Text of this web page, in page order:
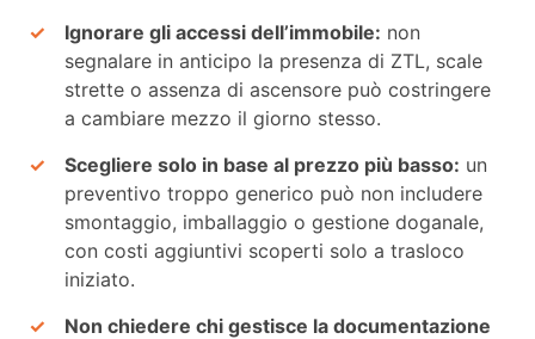
Ignorare gli accessi dell’immobile: non
segnalare in anticipo la presenza di ZTL, scale
strette o assenza di ascensore può costringere
a cambiare mezzo il giorno stesso.
Scegliere solo in base al prezzo più basso: un
preventivo troppo generico può non includere
smontaggio, imballaggio o gestione doganale,
con costi aggiuntivi scoperti solo a trasloco
iniziato.
Non chiedere chi gestisce la documentazione